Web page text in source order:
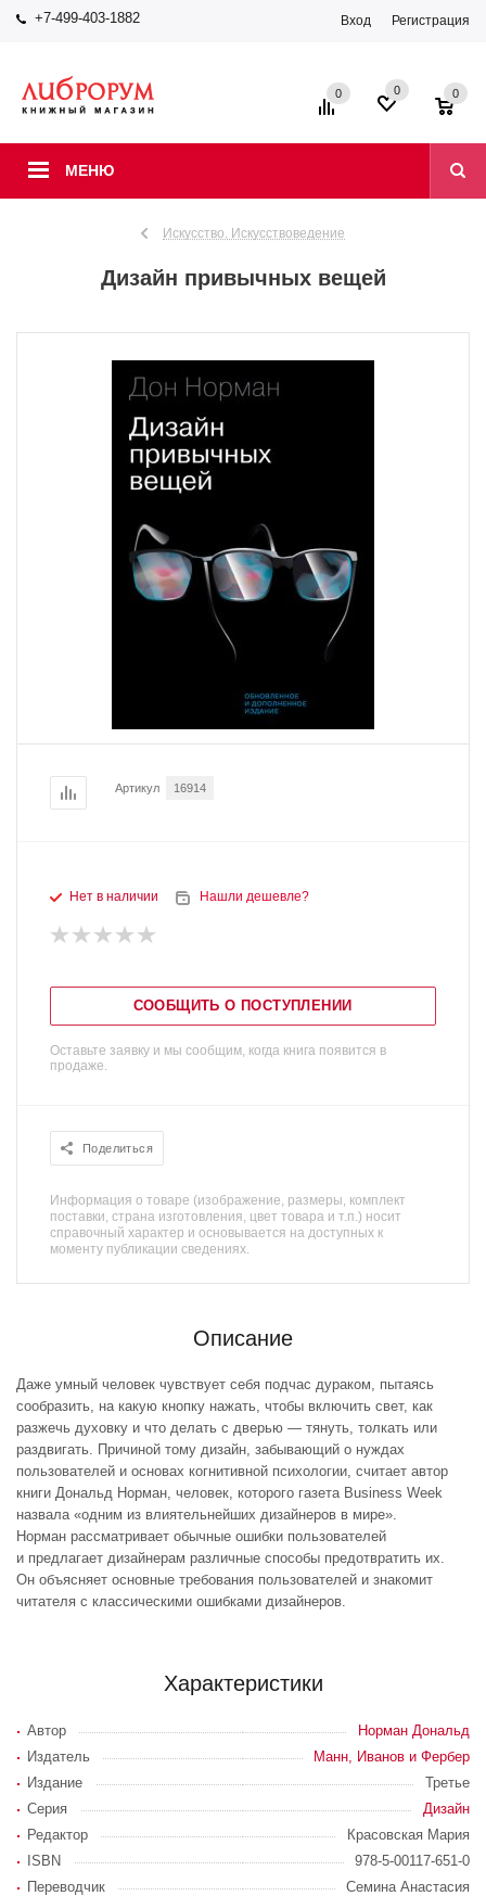
+7-499-403-1882 Вход Регистрация
МЕНЮ
0 0 0
Искусство. Искусствоведение
Дизайн привычных вещей
Артикул 16914
Нет в наличии Нашли дешевле?
СООБЩИТЬ О ПОСТУПЛЕНИИ
Оставьте заявку и мы сообщим, когда книга появится в
продаже.
Поделиться
Информация о товаре (изображение, размеры, комплект
поставки, страна изготовления, цвет товара и т.п.) носит
справочный характер и основывается на доступных к
моменту публикации сведениях.
Описание
Даже умный человек чувствует себя подчас дураком, пытаясь
сообразить, на какую кнопку нажать, чтобы включить свет, как
разжечь духовку и что делать с дверью — тянуть, толкать или
раздвигать. Причиной тому дизайн, забывающий о нуждах
пользователей и основах когнитивной психологии, считает автор
книги Дональд Норман, человек, которого газета Business Week
назвала «одним из влиятельнейших дизайнеров в мире».
Норман рассматривает обычные ошибки пользователей
и предлагает дизайнерам различные способы предотвратить их.
Он объясняет основные требования пользователей и знакомит
читателя с классическими ошибками дизайнеров.
Характеристики
Автор
Норман Дональд
Издатель
Манн, Иванов и Фербер
Издание
Третье
Серия
Дизайн
Редактор
Красовская Мария
ISBN
978-5-00117-651-0
Переводчик
Семина Анастасия